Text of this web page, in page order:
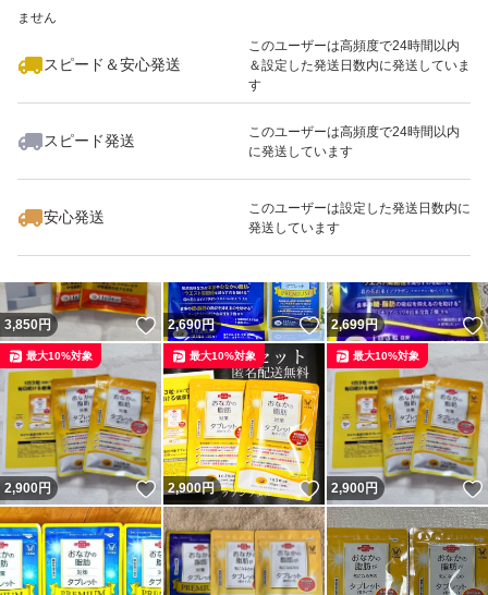
ません
スピード＆安心発送
このユーザーは高頻度で24時間以内
＆設定した発送日数内に発送していま
す
スピード発送
このユーザーは高頻度で24時間以内
に発送しています
安心発送
このユーザーは設定した発送日数内に
発送しています
いいね！
7,500
3,850円 いいね！
2,690円 いいね！
2,699円
2,900円 いいね！
最大10%対象
2,900円 いいね！
最大10%対象
2,900円
最大10%対象